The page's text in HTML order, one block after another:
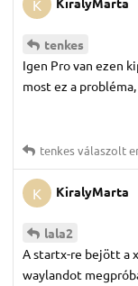
K
tenkes
Igen Pro van ezen
most ez a
tenkesválaszolt
K KiralyMarta
lala2
A startx-re bejött a
waylandot